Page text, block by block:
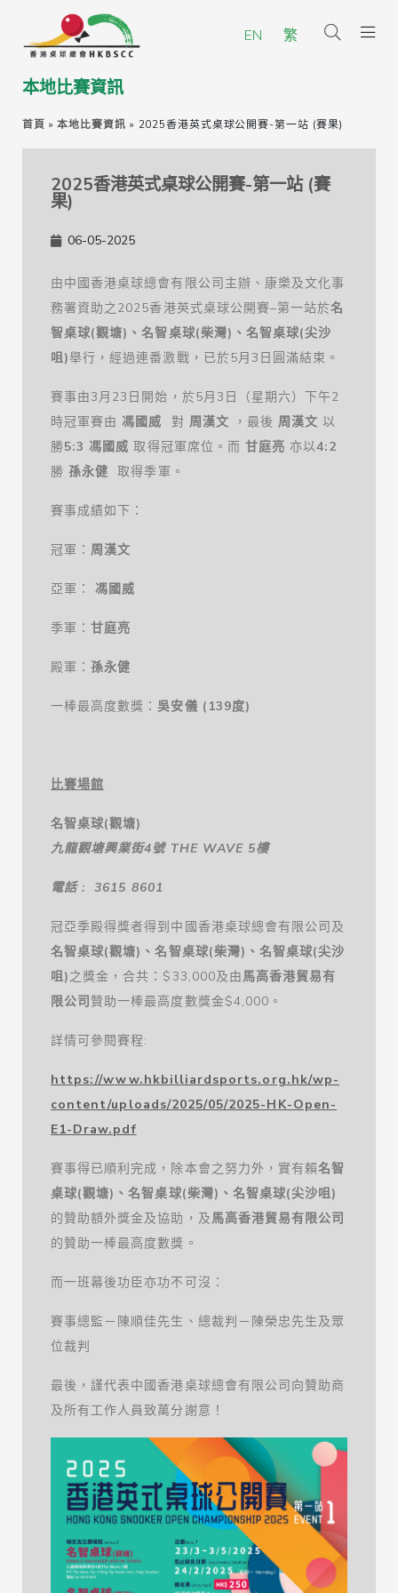
EN 繁
本地比賽資訊
首頁 »本地比賽資訊 » 2025香港英式桌球公開賽-第一站 (賽果)
2025香港英式桌球公開賽-第一站 (賽
果)
06-05-2025
由中國香港桌球總會有限公司主辦、康樂及文化事
務署資助之2025香港英式桌球公開賽–第一站於名
智桌球(觀塘) 、名智桌球(柴灣) 、名智桌球(尖沙
咀)舉行，經過連番激戰，已於5月3日圓滿結束。
賽事由3月23日開始，於5月3日（星期六）下午2
時冠軍賽由馮國威 對 周漢文 ，最後周漢文 以
勝5:3 馮國威 取得冠軍席位。而 甘庭亮 亦以4:2
勝孫永健 取得季軍。
賽事成績如下：
冠軍：周漢文
亞軍：馮國威
季軍：甘庭亮
殿軍：孫永健
一棒最高度數獎：吳安儀 (139度)
比賽場館
名智桌球(觀塘)
九龍觀塘興業街4號THE WAVE 5樓
電話 : 3615 8601
冠亞季殿得獎者得到中國香港桌球總會有限公司及
名智桌球(觀塘) 、名智桌球(柴灣) 、名智桌球(尖沙
咀)之獎金，合共：$33,000及由馬高香港貿易有
限公司贊助一棒最高度數獎金$4,000。
詳情可參閱賽程:
https://www.hkbilliardsports.org.hk/wp-
content/uploads/2025/05/2025-HK-Open-
E1-Draw.pdf
賽事得已順利完成，除本會之努力外，實有賴名智
桌球(觀塘) 、名智桌球(柴灣) 、名智桌球(尖沙咀)
的贊助額外獎金及協助，及馬高香港貿易有限公司
的贊助一棒最高度數獎。
而一班幕後功臣亦功不可沒：
賽事總監－陳順佳先生、總裁判－陳榮忠先生及眾
位裁判
最後，謹代表中國香港桌球總會有限公司向贊助商
及所有工作人員致萬分謝意！